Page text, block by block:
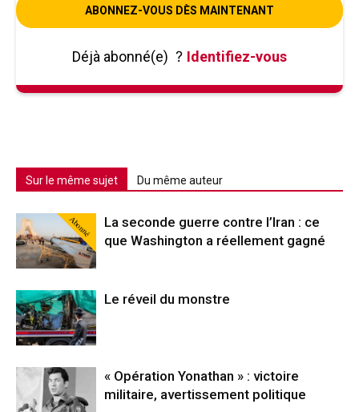
ABONNEZ-VOUS DÈS MAINTENANT
Déjà abonné(e) ? Identifiez-vous
Sur le même sujet Du même auteur
Abonné
La seconde guerre contre l’Iran : ce
que Washington a réellement gagné
Le réveil du monstre
« Opération Yonathan » : victoire
militaire, avertissement politique